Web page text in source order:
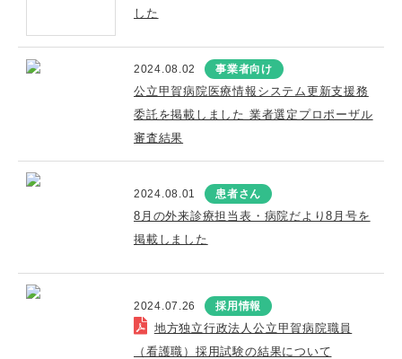
した
2024.08.02 事業者向け
公立甲賀病院医療情報システム更新支援務
委託を掲載しました 業者選定プロポーザル
審査結果
2024.08.01 患者さん
8月の外来診療担当表・病院だより8月号を
掲載しました
2024.07.26 採用情報
地方独立行政法人公立甲賀病院職員
（看護職）採用試験の結果について